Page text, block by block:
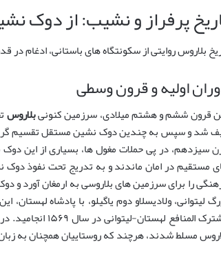
پرفراز و نشیب: از دوک
بلاروس روایتی از سکونتگاه های باستانی، ادغام
اولیه و قرون وسطی
قرون ششم و هشتم میلادی، سرزمین کنونیبلاروس
شد و سپس به چندین دوک نشین مستقل تقسیم
سیزدهم، در پی حملات مغول ها، بسیاری از این
مستقیم در امان ماندند و به تدریج تحت نفوذ دوک
لیتوانی، ولادیسلاو دوم یاگیلو، با پادشاه
مشترک المنافع
مسلط شدند، هرچند که روستاییان همچنان به